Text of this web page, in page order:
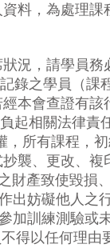
料，為處理課
況，請學員
錄之學員（課
本會查證有
起相關法律責
，所有課程，
襲、更改、複
財產致使毀損
出妨礙他人之行
加訓練測驗或
得以任何理由